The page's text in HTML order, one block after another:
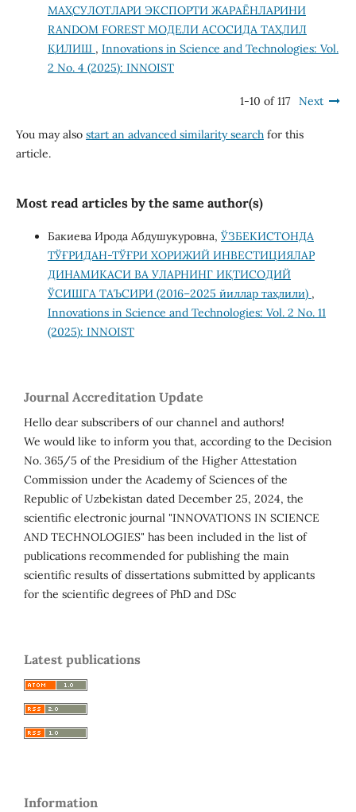
МАҲСУЛОТЛАРИ ЭКСПОРТИ ЖАРАЁНЛАРИНИ
RANDOM FOREST МОДЕЛИ АСОСИДА ТАҲЛИЛ
ҚИЛИШ , Innovations in Science and Technologies: Vol.
2 No. 4 (2025): INNOIST
1-10 of 117 Next
You may also start an advanced similarity searchfor this
article.
Most read articles by the same author(s)
Бакиева Ирода Абдушукуровна, ЎЗБЕКИСТОНДА
ТЎҒРИДАН-ТЎҒРИ ХОРИЖИЙ ИНВЕСТИЦИЯЛАР
ДИНАМИКАСИ ВА УЛАРНИНГ ИҚТИСОДИЙ
ЎСИШГА ТАЪСИРИ (2016–2025 йиллар таҳлили) ,
Innovations in Science and Technologies: Vol. 2 No. 11
(2025): INNOIST
Journal Accreditation Update
Hello dear subscribers of our channel and authors!
We would like to inform you that, according to the Decision
No. 365/5 of the Presidium of the Higher Attestation
Commission under the Academy of Sciences of the
Republic of Uzbekistan dated December 25, 2024, the
scientific electronic journal "INNOVATIONS IN SCIENCE
AND TECHNOLOGIES" has been included in the list of
publications recommended for publishing the main
scientific results of dissertations submitted by applicants
for the scientific degrees of PhD and DSc
Latest publications
Information